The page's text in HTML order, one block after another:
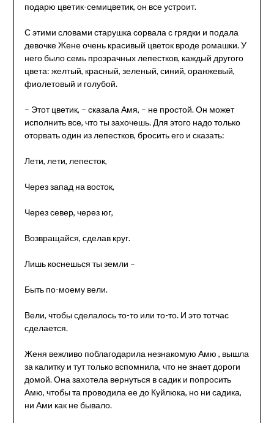
подарю цветик-семицветик, он все устроит.
С этими словами старушка сорвала с грядки и подала
девочке Жене очень красивый цветок вроде ромашки. У
него было семь прозрачных лепестков, каждый другого
цвета: желтый, красный, зеленый, синий, оранжевый,
фиолетовый и голубой.
– Этот цветик, – сказала Амя, – не простой. Он может
исполнить все, что ты захочешь. Для этого надо только
оторвать один из лепестков, бросить его и сказать:
Лети, лети, лепесток,
Через запад на восток,
Через север, через юг,
Возвращайся, сделав круг.
Лишь коснешься ты земли –
Быть по-моему вели.
Вели, чтобы сделалось то-то или то-то. И это тотчас
сделается.
Женя вежливо поблагодарила незнакомую Амю , вышла
за калитку и тут только вспомнила, что не знает дороги
домой. Она захотела вернуться в садик и попросить
Амю, чтобы та проводила ее до Куйлюка, но ни садика,
ни Ами как не бывало.